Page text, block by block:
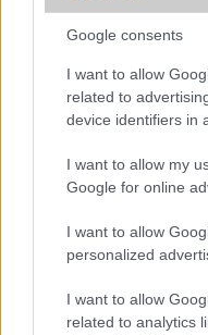
Google consents
I want to allow
related to
device identifiers in
I want to allow my
Google for online
I want to allow
personalized
I want to allow
related to analytics
Korábbi hírlevelek
SZAVAZÁS
Megérné Önnek telefont
Talán, ha más fejlesztések is
Nem, nekem a mostani